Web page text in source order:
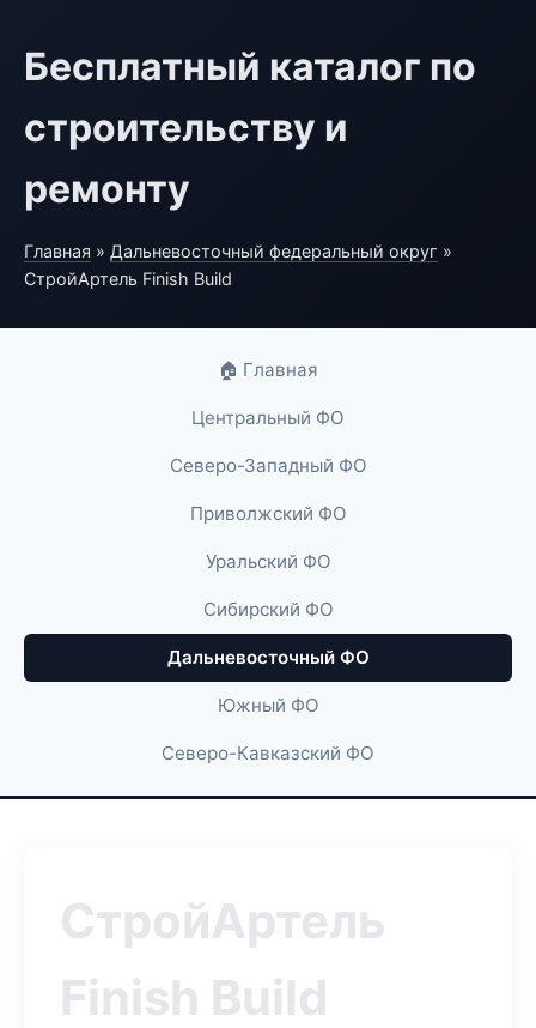
Бесплатный каталог по
строительству и
ремонту
Главная » Дальневосточный федеральный округ »
СтройАртель Finish Build
🏠 Главная
Центральный ФО
Северо-Западный ФО
Приволжский ФО
Уральский ФО
Сибирский ФО
Дальневосточный ФО
Южный ФО
Северо-Кавказский ФО
СтройАртель
Finish Build